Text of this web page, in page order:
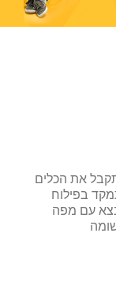
את הכלים
בפילוח
נצא עם מפה